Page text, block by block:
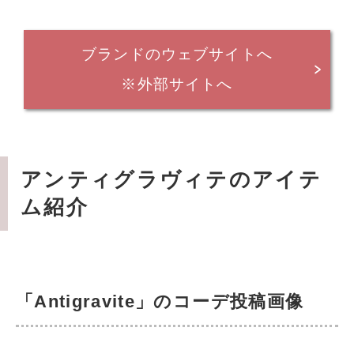
ブランドのウェブサイトへ
※外部サイトへ
アンティグラヴィテのアイテ
ム紹介
「Antigravite」のコーデ投稿画像